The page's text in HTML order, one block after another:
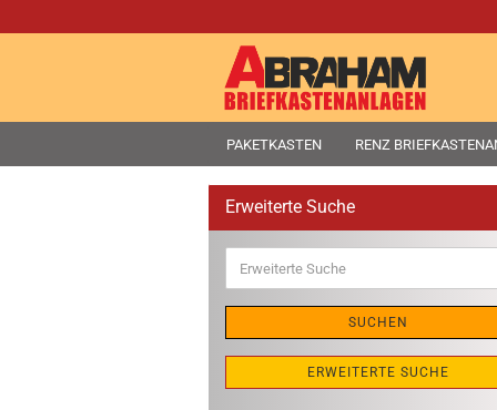
PAKETKASTEN RENZ
Erweiterte Suche
Suche
SUCHEN
ERWEITERTE SUCHE